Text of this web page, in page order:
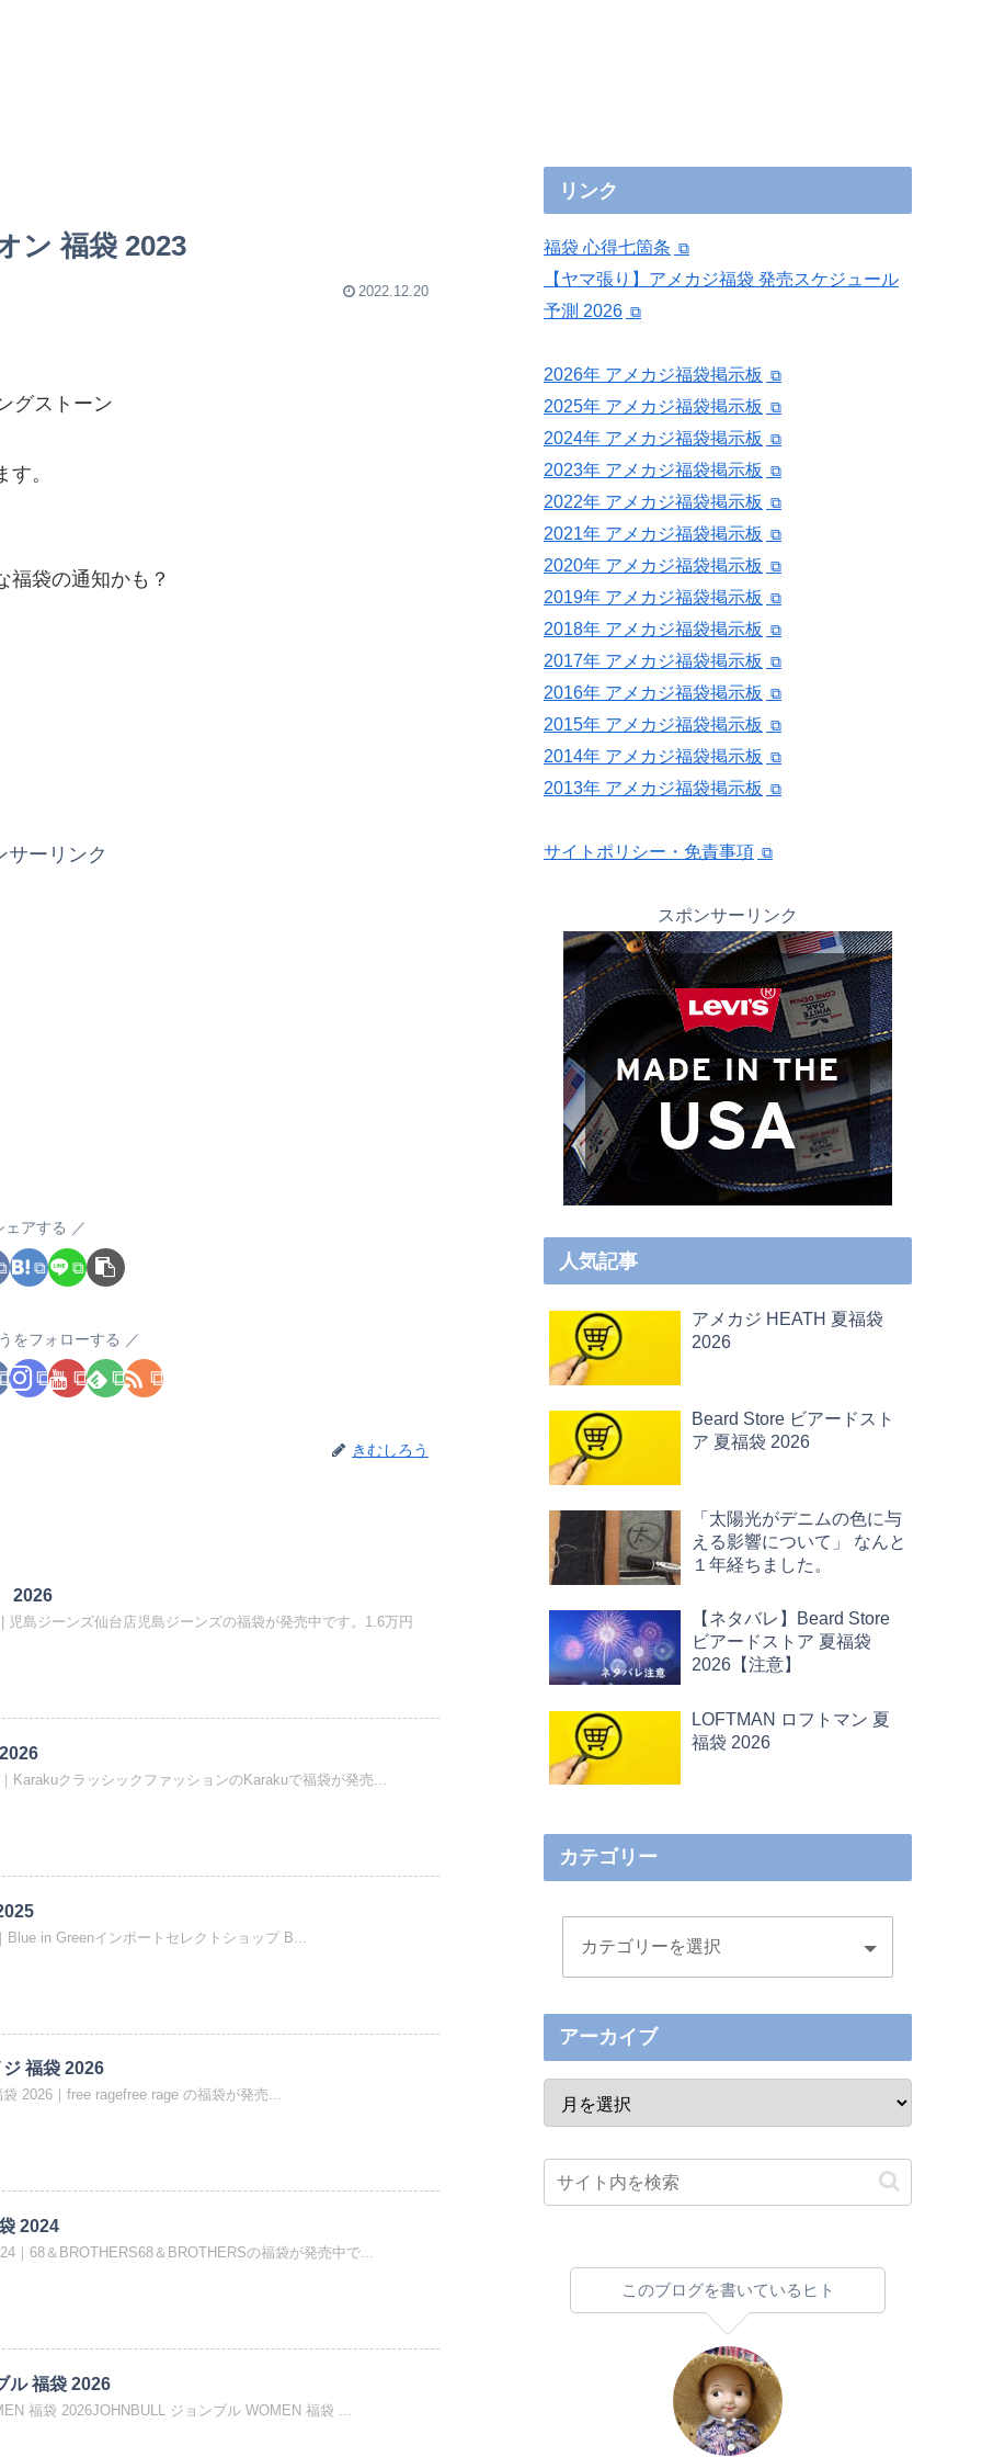
ン 福袋 2023
2022.12.20
グストーン
。
福袋の通知かも？
サーリンク
ェアする
をフォローする
きむしろう
2026
島ジーンズ仙台店児島ジーンズの福袋が発売中です。1.6万円
KarakuクラッシックファッションのKarakuで福袋が発売...
in Greenインポートセレクトショップ B...
福袋 2026
2026｜free ragefree rage の福袋が発売...
2024
｜68＆BROTHERS68＆BROTHERSの福袋が発売中で...
ル 福袋 2026
福袋 2026JOHNBULL ジョンブル WOMEN 福袋 ...
リンク
福袋 心得七箇条
【ヤマ張り】アメカジ福袋 発売スケジュール
予測 2026
2026年 アメカジ福袋掲示板
2025年 アメカジ福袋掲示板
2024年 アメカジ福袋掲示板
2023年 アメカジ福袋掲示板
2022年 アメカジ福袋掲示板
2021年 アメカジ福袋掲示板
2020年 アメカジ福袋掲示板
2019年 アメカジ福袋掲示板
2018年 アメカジ福袋掲示板
2017年 アメカジ福袋掲示板
2016年 アメカジ福袋掲示板
2015年 アメカジ福袋掲示板
2014年 アメカジ福袋掲示板
2013年 アメカジ福袋掲示板
サイトポリシー・免責事項
スポンサーリンク
人気記事
アメカジ HEATH 夏福袋
2026
Beard Store ビアードスト
ア 夏福袋 2026
「太陽光がデニムの色に与
える影響について」 なんと
１年経ちました。
【ネタバレ】Beard Store
ビアードストア 夏福袋
2026【注意】
LOFTMAN ロフトマン 夏
福袋 2026
カテゴリー
アーカイブ
このブログを書いているヒト